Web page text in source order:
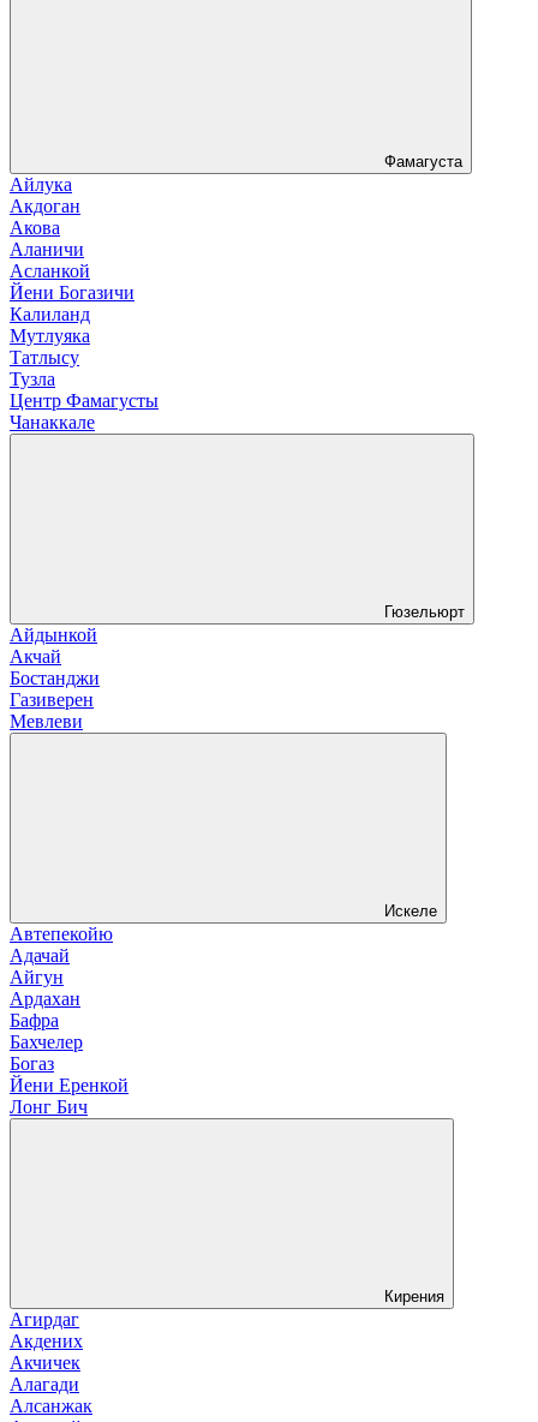
Фамагуста
Айлука
Акдоган
Акова
Аланичи
Асланкой
Йени Богазичи
Калиланд
Мутлуяка
Татлысу
Тузла
Центр Фамагусты
Чанаккале
Гюзельюрт
Айдынкой
Акчай
Бостанджи
Газиверен
Мевлеви
Искеле
Автепекойю
Адачай
Айгун
Ардахан
Бафра
Бахчелер
Богаз
Йени Еренкой
Лонг Бич
Кирения
Агирдаг
Акдених
Акчичек
Алагади
Алсанжак